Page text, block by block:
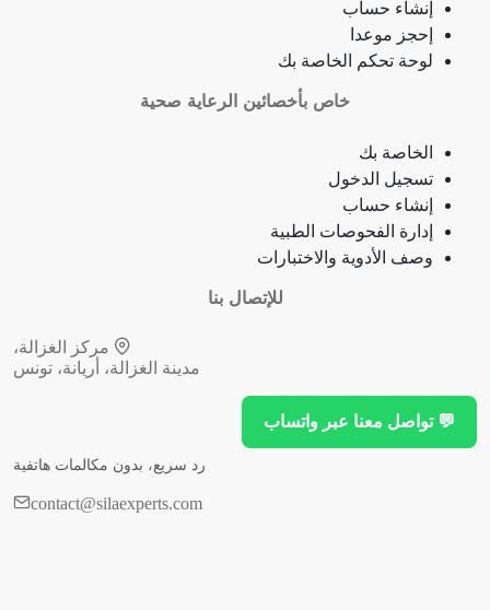
فقدان الشهية
فقدان حاسة الشم
جمرة (أنثراكس)
لامبالاة
حبسة
توقف النخاع العظمي
إنشاء حساب
إحجز موعدا
لوحة تحكم الخاصة بك
خاص بأخصائين الرعاية صحية
الخاصة بك
تسجيل الدخول
إنشاء حساب
إدارة الفحوصات الطبية
وصف الأدوية والاختبارات
للإتصال بنا
مركز الغزالة،
مدينة الغزالة، أريانة، تونس
💬 تواصل معنا عبر واتساب
رد سريع، بدون مكالمات هاتفية
contact@silaexperts.com